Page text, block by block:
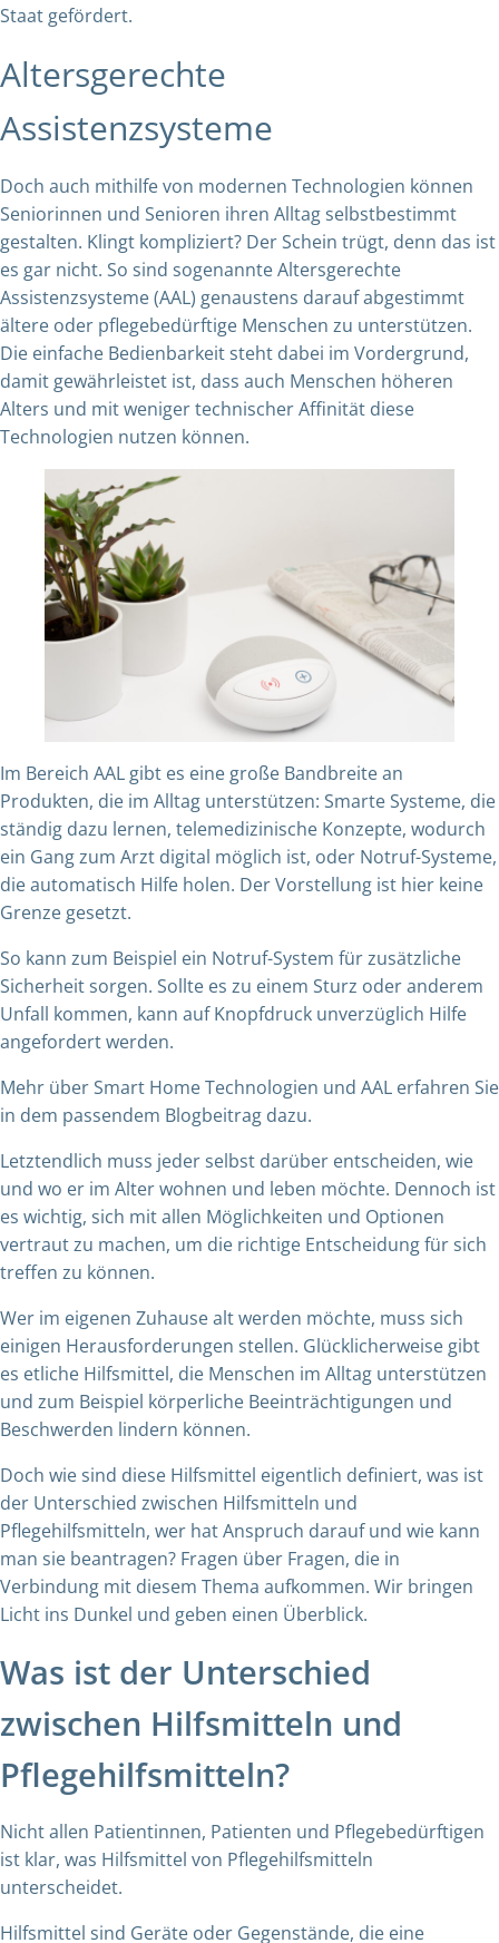
Staat gefördert.
Altersgerechte
Assistenzsysteme
Doch auch mithilfe von modernen Technologien können
Seniorinnen und Senioren ihren Alltag selbstbestimmt
gestalten. Klingt kompliziert? Der Schein trügt, denn das ist
es gar nicht. So sind sogenannte Altersgerechte
Assistenzsysteme (AAL) genaustens darauf abgestimmt
ältere oder pflegebedürftige Menschen zu unterstützen.
Die einfache Bedienbarkeit steht dabei im Vordergrund,
damit gewährleistet ist, dass auch Menschen höheren
Alters und mit weniger technischer Affinität diese
Technologien nutzen können.
Im Bereich AAL gibt es eine große Bandbreite an
Produkten, die im Alltag unterstützen: Smarte Systeme, die
ständig dazu lernen, telemedizinische Konzepte, wodurch
ein Gang zum Arzt digital möglich ist, oder Notruf-Systeme,
die automatisch Hilfe holen. Der Vorstellung ist hier keine
Grenze gesetzt.
So kann zum Beispiel ein Notruf-System für zusätzliche
Sicherheit sorgen. Sollte es zu einem Sturz oder anderem
Unfall kommen, kann auf Knopfdruck unverzüglich Hilfe
angefordert werden.
Mehr über Smart Home Technologien und AAL erfahren Sie
in dem passendem Blogbeitrag dazu.
Letztendlich muss jeder selbst darüber entscheiden, wie
und wo er im Alter wohnen und leben möchte. Dennoch ist
es wichtig, sich mit allen Möglichkeiten und Optionen
vertraut zu machen, um die richtige Entscheidung für sich
treffen zu können.
Wer im eigenen Zuhause alt werden möchte, muss sich
einigen Herausforderungen stellen. Glücklicherweise gibt
es etliche Hilfsmittel, die Menschen im Alltag unterstützen
und zum Beispiel körperliche Beeinträchtigungen und
Beschwerden lindern können.
Doch wie sind diese Hilfsmittel eigentlich definiert, was ist
der Unterschied zwischen Hilfsmitteln und
Pflegehilfsmitteln, wer hat Anspruch darauf und wie kann
man sie beantragen? Fragen über Fragen, die in
Verbindung mit diesem Thema aufkommen. Wir bringen
Licht ins Dunkel und geben einen Überblick.
Was ist der Unterschied
zwischen Hilfsmitteln und
Pflegehilfsmitteln?
Nicht allen Patientinnen, Patienten und Pflegebedürftigen
ist klar, was Hilfsmittel von Pflegehilfsmitteln
unterscheidet.
Hilfsmittel sind Geräte oder Gegenstände, die eine